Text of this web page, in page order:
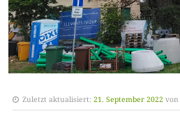
Zuletzt aktualisiert: 21. September 2022 von